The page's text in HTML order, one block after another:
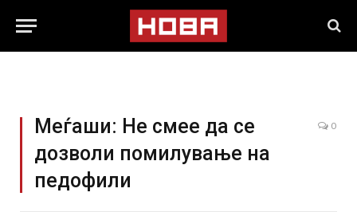
Меѓаши: Не смее да се
дозволи помилување на
педофили
0